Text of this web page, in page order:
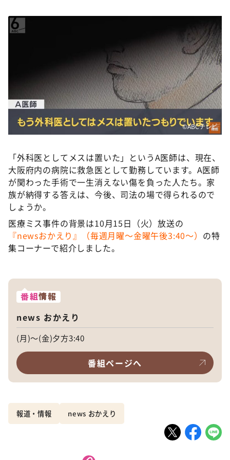
©ABCテレビ
「外科医としてメスは置いた」というA医師は、現在、
大阪府内の病院に救急医として勤務しています。A医師
が関わった手術で一生消えない傷を負った人たち。家
族が納得する答えは、今後、司法の場で得られるので
しょうか。
医療ミス事件の背景は10月15日（火）放送の
『newsおかえり』（毎週月曜〜金曜午後3:40〜） の特
集コーナーで紹介しました。
番組情報
news おかえり
(月)～(金)夕方3:40
番組ページへ
報道・情報 news おかえり